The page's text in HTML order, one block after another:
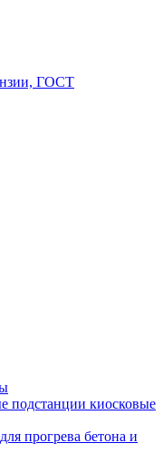
ГОСТ
подстанции киосковые
прогрева бетона и